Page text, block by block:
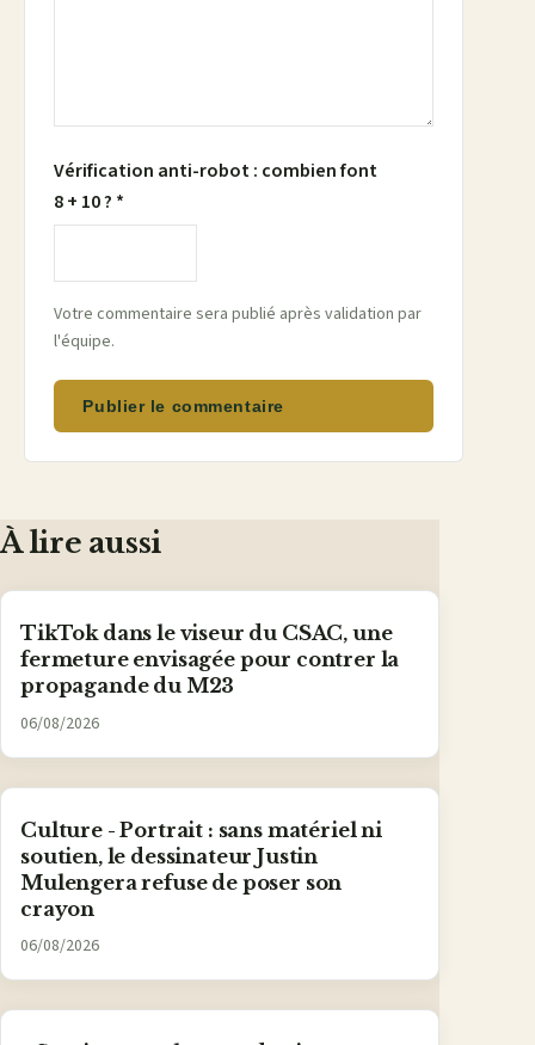
Vérification anti-robot : combien font
8 + 10 ? *
Votre commentaire sera publié après validation par
l'équipe.
Publier le commentaire
À lire aussi
TikTok dans le viseur du CSAC, une
fermeture envisagée pour contrer la
propagande du M23
06/08/2026
Culture - Portrait : sans matériel ni
soutien, le dessinateur Justin
Mulengera refuse de poser son
crayon
06/08/2026